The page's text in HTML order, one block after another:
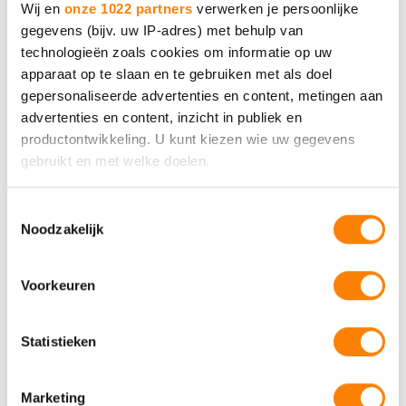
Wij en onze 1022 partners verwerken je persoonlijke
gegevens (bijv. uw IP-adres) met behulp van
technologieën zoals cookies om informatie op uw
apparaat op te slaan en te gebruiken met als doel
gepersonaliseerde advertenties en content, metingen aan
advertenties en content, inzicht in publiek en
productontwikkeling. U kunt kiezen wie uw gegevens
gebruikt en met welke doelen.
Informatie verzamelen over uw geografische locatie,
Uw apparaat identificeren door het actief te scannen
op specifieke eigenschappen (fingerprinting)
verwerkt en stel uw voorkeuren in het
detailgedeelte
in.
Noodzakelijk
Voorkeuren
Statistieken
Marketing
MEE Samen
Neem contact met ons op.
Of vul het contactformulier
MEE in jouw